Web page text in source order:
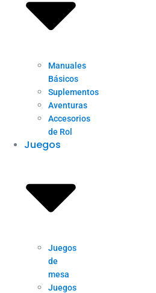
Manuales
Básicos
Suplementos
Aventuras
Accesorios
de Rol
Juegos
Juegos
de
mesa
Juegos